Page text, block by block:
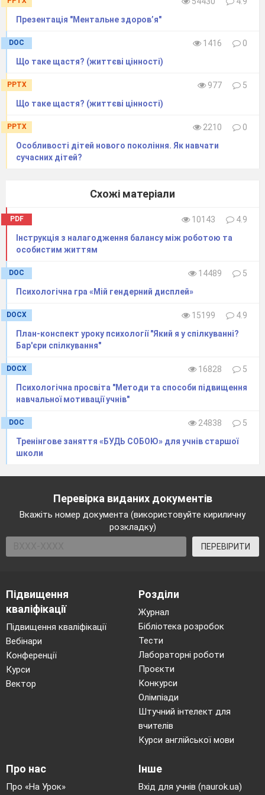
називають добрі вчинки і погані
4.Українці – щедрі, мудрі, добрі люди.
Вони склали багато прислів’їв, приказок,
загадок, зокрема і про добро.
які ви підготували з батьками
вдома.
2.Добре діло роби сміло.
4.Добро роби і добре буде.
5.Хочеш собі добра, не роби нікому зла.
6.Доброму всюди добре.
7.Все добре, що добре кінчається.
9.Добро не лихо – ходить тихо.
А я вам приготувала загадку.
Ось послухавши прислів’я , ми бачимо ,
як влучно возвеличується людська
цінність – добро.
5.Фізкультхвилинка (1хв.)
6Гра «Стародавні ваги» ( 5хв.)
- Чого на землі більше добра чи зла?
Може нам допоможуть довідатись
стародавні ваги?На одну чашу я буду
класти «зло» (таблички - заздрість,
жадібність, помста, бійка, образа…)
щоб переважила чаша з «добром».
Згадайте свої добрі справи і
назвіть. (Діти називають свої добрі
вчинки. )
У вас, діти, як у казці, добро перемагає
для пальчиків.
7.Практичне заняття « Добрі справи» (
15хв.)
Презентація "Ментальне здоров’я"
DOC 1416
0
Що таке щастя? (життєві цінності)
PPTX 977
5
Що таке щастя? (життєві цінності)
PPTX 2210
0
Особливості дітей нового покоління. Як навчати
сучасних дітей?
Схожі матеріали
PDF 10143
4.9
Інструкція з налагодження балансу між роботою та
особистим життям
DOC 14489
5
Психологічна гра «Мій гендерний дисплей»
DOCX 15199
4.9
План-конспект уроку психології "Який я у спілкуванні?
Бар'єри спілкування"
DOCX 16828
5
Психологічна просвіта "Методи та способи підвищення
навчальної мотивації учнів"
DOC 24838
5
Тренінгове заняття «БУДЬ СОБОЮ» для учнів старшої
школи
Перевірка виданих документів
Вкажіть номер документа (використовуйте кириличну
розкладку)
ПЕРЕВІРИТИ
Підвищення
кваліфікації
Підвищення кваліфікації
Вебінари
Конференції
Курси
Вектор
Розділи
Журнал
Бібліотека розробок
Тести
Лабораторні роботи
Проєкти
Конкурси
Олімпіади
Штучний інтелект для
вчителів
Курси англійської мови
Про нас
Про «На Урок»
Інше
Вхід для учнів (naurok.ua)